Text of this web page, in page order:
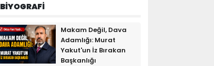
BİYOGRAFİ
Makam Değil, Dava
Adamlığı: Murat
Yakut'un İz Bırakan
Başkanlığı